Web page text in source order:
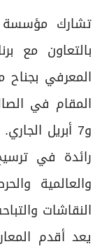
تشارك مؤسسة
بالتعاون مع
المعرفي بجناح
و7 أبريل
رائدة في
والعالمية
النقاشات
يعد أقدم